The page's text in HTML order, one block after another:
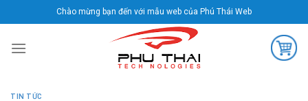
to
content
Chào mừng bạn đến với mẫu web của Phú Thái Web
TIN TỨC